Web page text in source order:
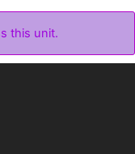
this unit.